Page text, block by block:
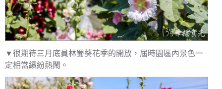
▼很期待三月底員林蜀葵花季的開放，屆時園區內景色一
定相當繽紛熱鬧。